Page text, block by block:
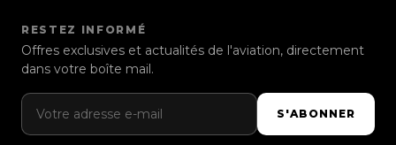
RESTEZ INFORMÉ
Offres exclusives et actualités de l'aviation, directement
dans votre boîte mail.
Adresse e-mail
S'ABONNER